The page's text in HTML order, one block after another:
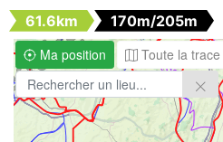
61.6km
170m/205m
Ma position
Toute la trace